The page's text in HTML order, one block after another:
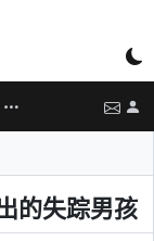
的失踪男孩